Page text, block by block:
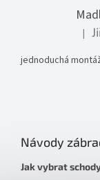
|
jednoduchá
Návody
Jak vybrat